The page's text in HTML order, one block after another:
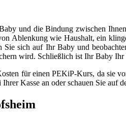
und die Bindung zwischen
Ablenkung wie Haushalt, ein
sich auf Ihr Baby und
wird. Schließlich ist Ihr Baby
für einen PEKiP-Kurs, da sie
Kasse an oder schauen Sie auf